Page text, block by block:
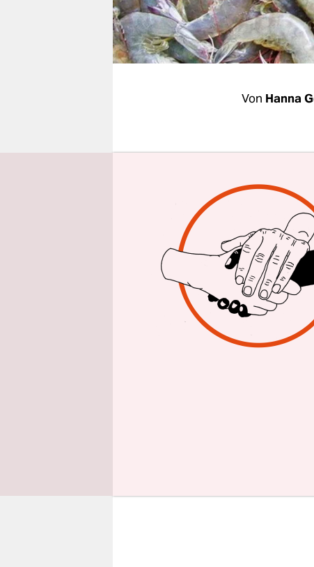
unterstützen
abo
genossenschaft
Von Hanna
folgen, die
werfen
zurück:
Krabben,
"Nicht nur